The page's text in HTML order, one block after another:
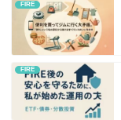
FIRE
FIRE